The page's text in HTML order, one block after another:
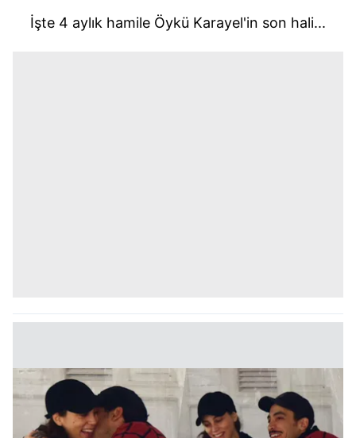
İşte 4 aylık hamile Öykü Karayel'in son hali...